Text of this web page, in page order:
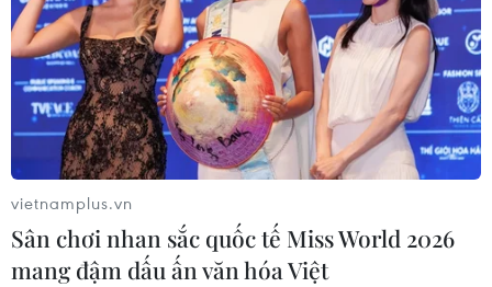
TIN CÙNG CHUYÊN MỤC
vietnamplus.vn
Sân chơi nhan sắc quốc tế Miss World 2026
mang đậm dấu ấn văn hóa Việt